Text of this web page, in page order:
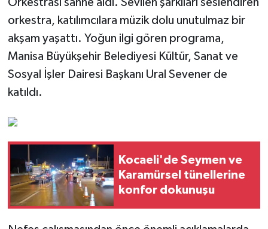
Orkestrası sahne aldı. Sevilen şarkıları seslendiren
orkestra, katılımcılara müzik dolu unutulmaz bir
akşam yaşattı. Yoğun ilgi gören programa,
Manisa Büyükşehir Belediyesi Kültür, Sanat ve
Sosyal İşler Dairesi Başkanı Ural Sevener de
katıldı.
Kocaeli'de Seymen ve
Karamürsel tünellerine
konfor dokunuşu